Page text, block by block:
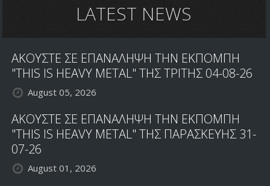
LATEST NEWS
ΑΚΟΥΣΤΕ ΣΕ ΕΠΑΝΑΛΗΨΗ ΤΗΝ ΕΚΠΟΜΠΗ
"THIS IS HEAVY METAL" ΤΗΣ ΤΡΙΤΗΣ 04-08-26
August 05, 2026
ΑΚΟΥΣΤΕ ΣΕ ΕΠΑΝΑΛΗΨΗ ΤΗΝ ΕΚΠΟΜΠΗ
"THIS IS HEAVY METAL" ΤΗΣ ΠΑΡΑΣΚΕΥΗΣ 31-
07-26
August 01, 2026